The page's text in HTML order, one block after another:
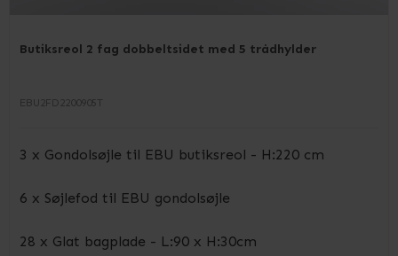
Butiksreol 2 fag dobbeltsidet med 5 trådhylder
EBU2FD2200905T
3 x Gondolsøjle til EBU butiksreol - H:220 cm
6 x Søjlefod til EBU gondolsøjle
28 x Glat bagplade - L:90 x H:30cm